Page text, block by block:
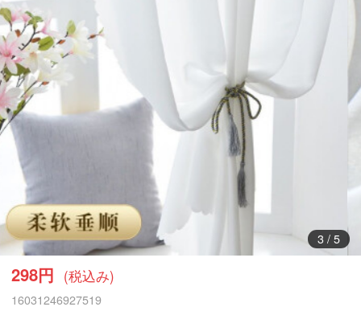
3/ 5
298円 (税込み)
16031246927519